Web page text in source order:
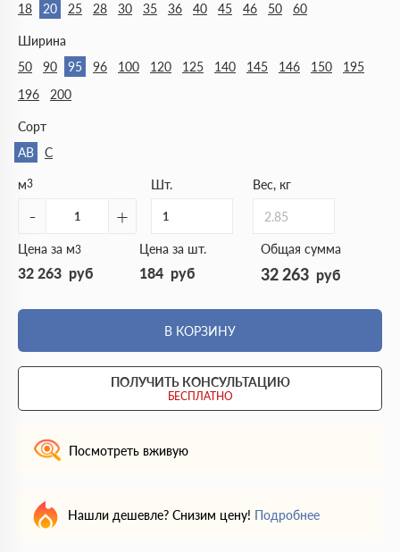
18
20 25 28 30 35 36 40 45 46 50 60
Ширина
50
90 95 96 100 120 125 140 145 146 150
195
196
200
Сорт
АВ
С
м3
- +
Шт. Вес, кг
2.85
Цена за м3
32 263 руб
Цена за шт.
184 руб
Общая сумма
32 263 руб
В КОРЗИНУ
ПОЛУЧИТЬ КОНСУЛЬТАЦИЮ
БЕСПЛАТНО
Посмотреть вживую
Нашли дешевле? Снизим цену! Подробнее